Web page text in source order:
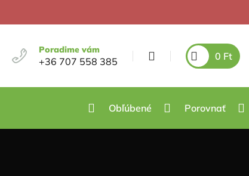
Poradime vám
+36 707 558 385 0 Ft
Obľúbené Porovnať